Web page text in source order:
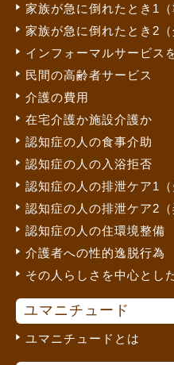
家族が急に倒れたとき1（
家族が急に倒れたとき2（
インフォーマルサービス
民間の高齢者サービス
介護の費用
在宅介護か施設介護か
認知症の人の食事介助
認知症の人の入浴拒否
認知症の人の排泄ケア1（
認知症の人の排泄ケア2（
認知症の人の住環境整備
介護者への性的逸脱行為
その人らしさを中心とし
ユマニチュード
ユマニチュードとは